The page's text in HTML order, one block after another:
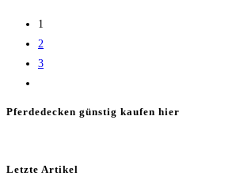
1
2
3
Pferdedecken günstig kaufen hier
Letzte Artikel